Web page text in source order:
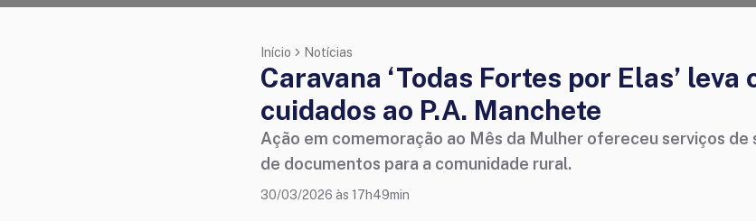
Início Notícias
Caravana ‘Todas Fortes por Elas’ leva
cuidados ao P.A. Manchete
Ação em comemoração ao Mês da Mulher ofereceu serviços de
de documentos para a comunidade rural.
30/03/2026 às 17h49min